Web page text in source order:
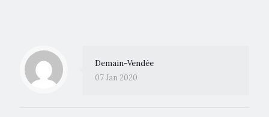
Demain-Vendée
07 Jan 2020